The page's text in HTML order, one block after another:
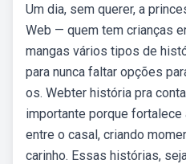
Um dia, sem querer, a
Web — quem tem crianças
mangas vários tipos de
para nunca faltar opções
os. Webter história pra
importante porque fortalece
entre o casal, criando
carinho. Essas histórias,